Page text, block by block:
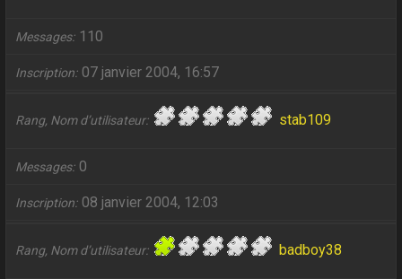
Messages 110
Inscription 07 janvier 2004, 16:57
Rang, Nom d’utilisateur stab109
Messages 0
Inscription 08 janvier 2004, 12:03
Rang, Nom d’utilisateur badboy38